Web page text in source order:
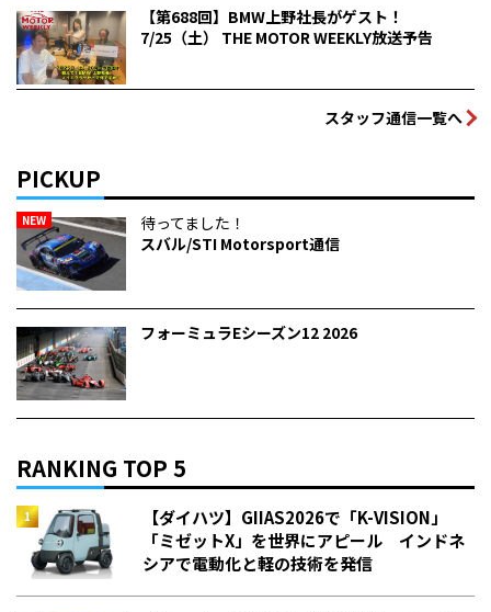
【第688回】BMW上野社長がゲスト！
7/25（土） THE MOTOR WEEKLY放送予告
スタッフ通信一覧へ
PICKUP
NEW
待ってました！
スバル/STI Motorsport通信
フォーミュラEシーズン12 2026
RANKING TOP 5
【ダイハツ】GIIAS2026で「K-VISION」
「ミゼットX」を世界にアピール インドネ
シアで電動化と軽の技術を発信